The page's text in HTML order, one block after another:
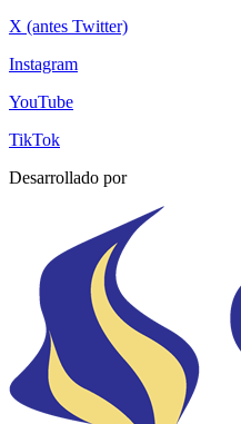
X (antes Twitter)
Instagram
YouTube
TikTok
Desarrollado por